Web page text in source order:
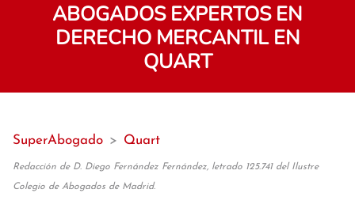
ABOGADOS EXPERTOS EN
DERECHO MERCANTIL EN
QUART
SuperAbogado > Quart
Redacción de D. Diego Fernández Fernández, letrado 125.741 del Ilustre
Colegio de Abogados de Madrid.